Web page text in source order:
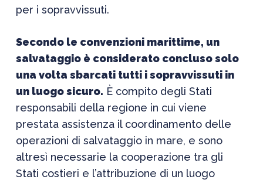
per i sopravvissuti.
Secondo le convenzioni marittime, un
salvataggio è considerato concluso solo
una volta sbarcati tutti i sopravvissuti in
un luogo sicuro. È compito degli Stati
responsabili della regione in cui viene
prestata assistenza il coordinamento delle
operazioni di salvataggio in mare, e sono
altresì necessarie la cooperazione tra gli
Stati costieri e l’attribuzione di un luogo